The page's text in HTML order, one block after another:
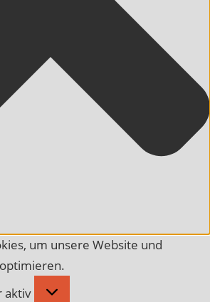
um unsere Website und
aktiv